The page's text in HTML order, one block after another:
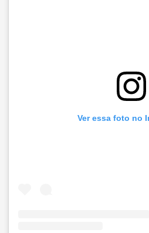
Ver essa foto no